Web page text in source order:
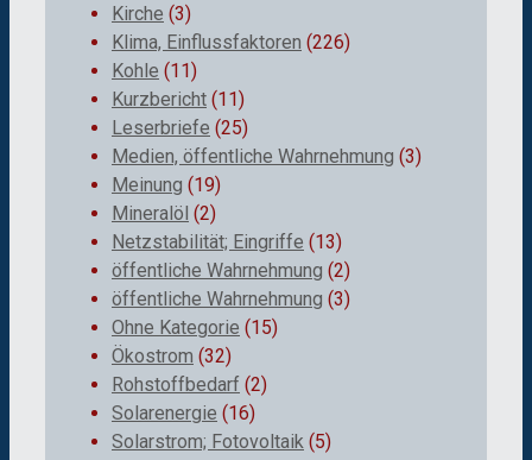
Kirche (3)
Klima, Einflussfaktoren (226)
Kohle (11)
Kurzbericht (11)
Leserbriefe (25)
Medien, öffentliche Wahrnehmung (3)
Meinung (19)
Mineralöl (2)
Netzstabilität; Eingriffe (13)
öffentliche Wahrnehmung (2)
öffentliche Wahrnehmung (3)
Ohne Kategorie (15)
Ökostrom (32)
Rohstoffbedarf (2)
Solarenergie (16)
Solarstrom; Fotovoltaik (5)